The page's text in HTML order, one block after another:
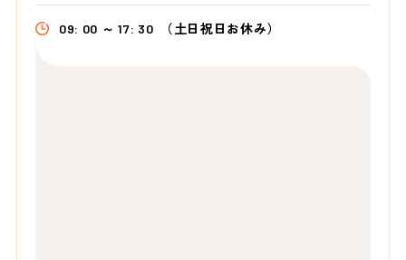
09: 00 ～ 17: 30 （土日祝日お休み）